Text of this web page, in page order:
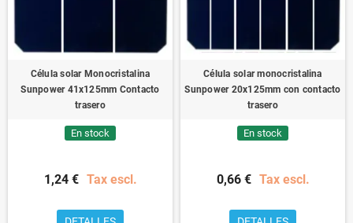
Célula solar Monocristalina
Sunpower 41x125mm Contacto
trasero
En stock
1,24 € Tax escl.
Célula solar monocristalina
Sunpower 20x125mm con contacto
trasero
En stock
0,66 € Tax escl.